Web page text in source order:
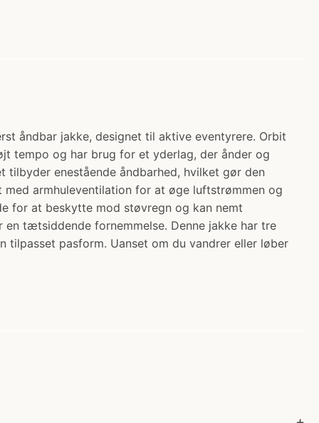
åndbar jakke, designet til aktive eventyrere. Orbit
tempo og har brug for et yderlag, der ånder og
enestående åndbarhed, hvilket gør den
armhuleventilation for at øge luftstrømmen og
for at beskytte mod støvregn og kan nemt
tætsiddende fornemmelse. Denne jakke har tre
pasform. Uanset om du vandrer eller løber